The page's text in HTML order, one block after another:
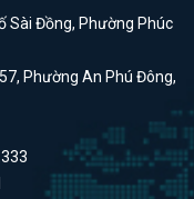
Sài Đồng, Phường Phúc
Phường An Phú Đông,